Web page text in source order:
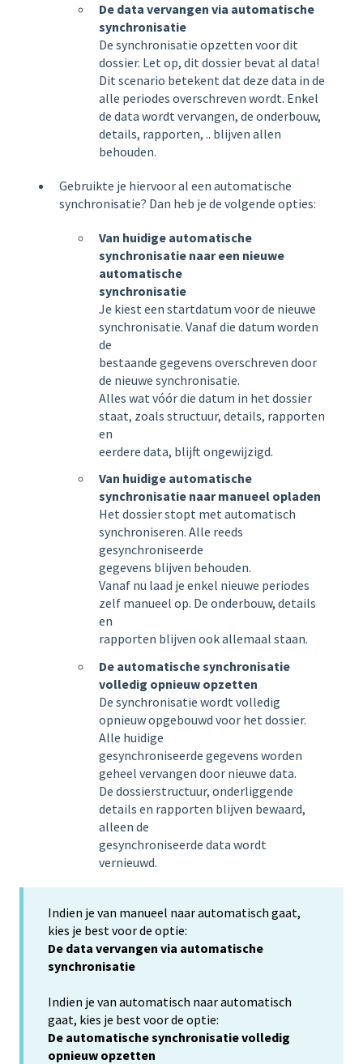
De data vervangen via automatische
synchronisatie
De synchronisatie opzetten voor dit
dossier. Let op, dit dossier bevat al data!
Dit scenario betekent dat deze data in de
alle periodes overschreven wordt. Enkel
de data wordt vervangen, de onderbouw,
details, rapporten, .. blijven allen
behouden.
Gebruikte je hiervoor al een automatische
synchronisatie? Dan heb je de volgende opties:
Van huidige automatische
synchronisatie naar een nieuwe
automatische
synchronisatie
Je kiest een startdatum voor de nieuwe
synchronisatie. Vanaf die datum worden
de
bestaande gegevens overschreven door
de nieuwe synchronisatie.
Alles wat vóór die datum in het dossier
staat, zoals structuur, details, rapporten
en
eerdere data, blijft ongewijzigd.
Van huidige automatische
synchronisatie naar manueel opladen
Het dossier stopt met automatisch
synchroniseren. Alle reeds
gesynchroniseerde
gegevens blijven behouden.
Vanaf nu laad je enkel nieuwe periodes
zelf manueel op. De onderbouw, details
en
rapporten blijven ook allemaal staan.
De automatische synchronisatie
volledig opnieuw opzetten
De synchronisatie wordt volledig
opnieuw opgebouwd voor het dossier.
Alle huidige
gesynchroniseerde gegevens worden
geheel vervangen door nieuwe data.
De dossierstructuur, onderliggende
details en rapporten blijven bewaard,
alleen de
gesynchroniseerde data wordt
vernieuwd.
Indien je van manueel naar automatisch gaat,
kies je best voor de optie:
De data vervangen via automatische
synchronisatie
Indien je van automatisch naar automatisch
gaat, kies je best voor de optie:
De automatische synchronisatie volledig
opnieuw opzetten